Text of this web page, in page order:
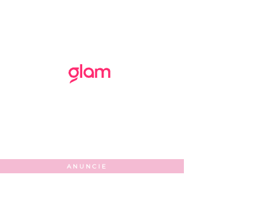
ANUNCIE